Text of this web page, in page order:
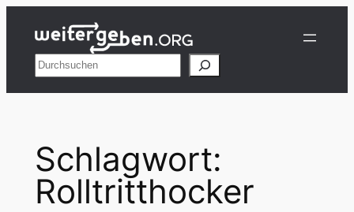
Inhalt
springenSuchen
Schlagwort:
Rolltritthocker